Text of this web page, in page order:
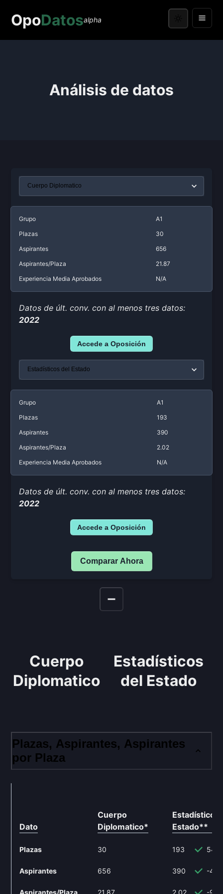
OpoDatosalpha
Análisis de datos
Grupo
A1
Plazas
30
Aspirantes
656
Aspirantes/Plaza
21.87
Experiencia Media Aprobados
N/A
Datos de últ. conv. con al menos tres datos:
2022
Accede a Oposición
Grupo
A1
Plazas
193
Aspirantes
390
Aspirantes/Plaza
2.02
Experiencia Media Aprobados
N/A
Datos de últ. conv. con al menos tres datos:
2022
Accede a Oposición
Comparar Ahora
Cuerpo
Diplomatico
Estadísticos
del Estado
Plazas, Aspirantes, Aspirantes
por Plaza
Dato
Cuerpo
Diplomatico*
Plazas 30
Aspirantes 656
Aspirantes/Plaza 21.87
Estadísticos
Estado**
193
390 -
2.02 -